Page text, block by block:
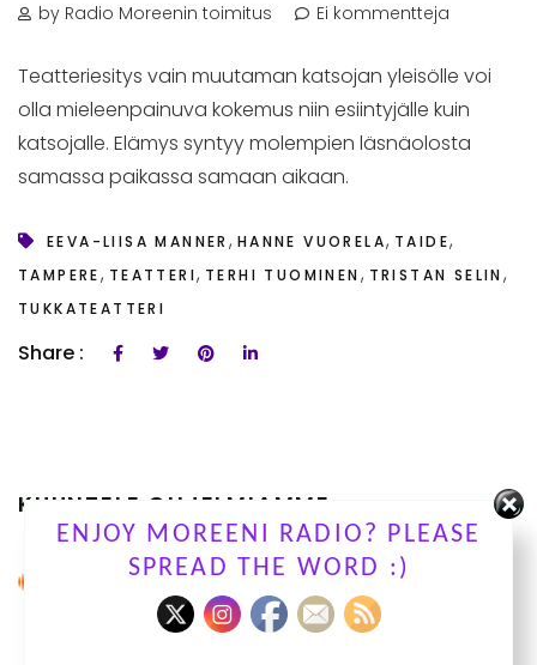
by Radio Moreenin toimitus Ei kommentteja
Teatteriesitys vain muutaman katsojan yleisölle voi
olla mieleenpainuva kokemus niin esiintyjälle kuin
katsojalle. Elämys syntyy molempien läsnäolosta
samassa paikassa samaan aikaan.
EEVA-LIISA MANNER , HANNE VUORELA, TAIDE,
TAMPERE, TEATTERI, TERHI TUOMINEN , TRISTAN SELIN ,
TUKKATEATTERI
Share :
KUUNTELE OHJELMIAMME
ENJOY MOREENI RADIO? PLEASE
SPREAD THE WORD :)